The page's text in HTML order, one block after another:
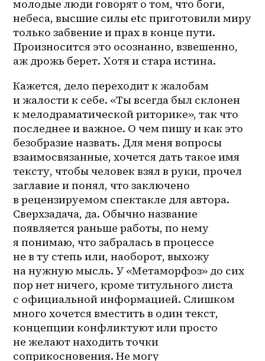
молодые люди говорят о том, что боги,
небеса, высшие силы etc приготовили миру
только забвение и прах в конце пути.
Произносится это осознанно, взвешенно,
аж дрожь берет. Хотя и стара истина.
Кажется, дело переходит к жалобам
и жалости к себе. «Ты всегда был склонен
к мелодраматической риторике», так что
последнее и важное. О чем пишу и как это
безобразие назвать. Для меня вопросы
взаимосвязанные, хочется дать такое имя
тексту, чтобы человек взял в руки, прочел
заглавие и понял, что заключено
в рецензируемом спектакле для автора.
Сверхзадача, да. Обычно название
появляется раньше работы, по нему
я понимаю, что забралась в процессе
не в ту степь или, наоборот, выхожу
на нужную мысль. У «Метаморфоз» до сих
пор нет ничего, кроме титульного листа
с официальной информацией. Слишком
много хочется вместить в один текст,
концепции конфликтуют или просто
не желают находить точки
соприкосновения. Не могу